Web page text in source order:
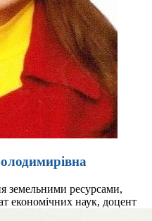
земельними ресурсами,
економічних наук, доцент